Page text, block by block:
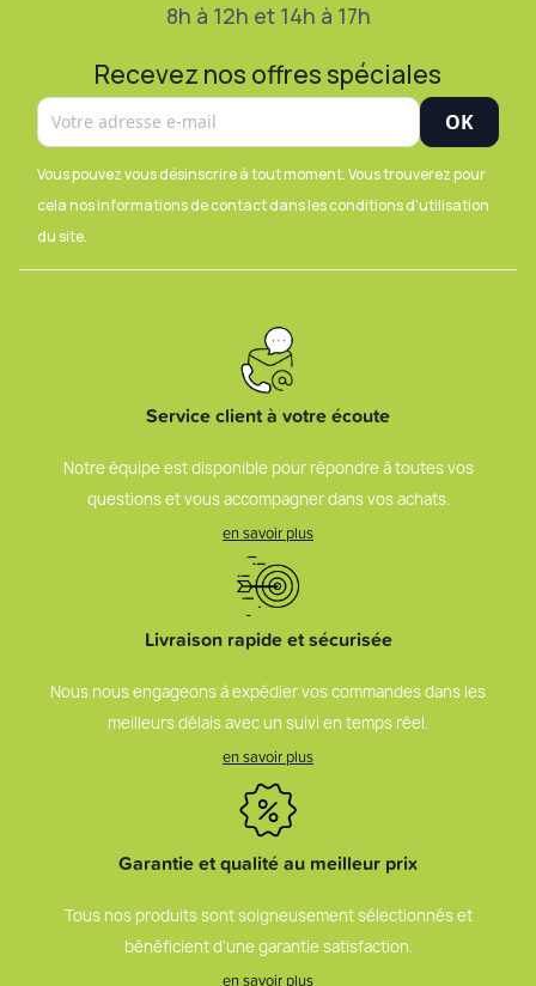
8h à 12h et 14h à 17h
Recevez nos offres spéciales
Vous pouvez vous désinscrire à tout moment. Vous trouverez pour
cela nos informations de contact dans les conditions d'utilisation
du site.
Service client à votre écoute
Notre équipe est disponible pour répondre à toutes vos
questions et vous accompagner dans vos achats.
en savoir plus
Livraison rapide et sécurisée
Nous nous engageons à expédier vos commandes dans les
meilleurs délais avec un suivi en temps réel.
en savoir plus
Garantie et qualité au meilleur prix
Tous nos produits sont soigneusement sélectionnés et
bénéficient d’une garantie satisfaction.
en savoir plus